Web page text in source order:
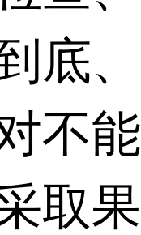
底
不
取